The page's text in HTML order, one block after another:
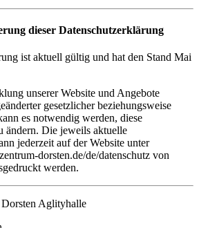
dieser Datenschutzerklärung
ist aktuell gültig und hat den Stand Mai
unserer Website und Angebote
gesetzlicher beziehungsweise
es notwendig werden, diese
ändern. Die jeweils aktuelle
jederzeit auf der Website unter
dorsten.de/de/datenschutz von
werden.